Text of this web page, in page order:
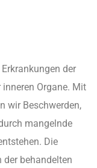
der
Organe. Mit
wir Beschwerden,
mangelnde
Die
der behandelten